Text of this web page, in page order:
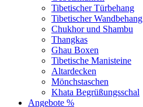
Tibetischer Türbehang
Tibetischer Wandbehang
Chukhor und Shambu
Thangkas
Ghau Boxen
Tibetische Manisteine
Altardecken
Mönchstaschen
Khata Begrüßungsschal
Angebote %